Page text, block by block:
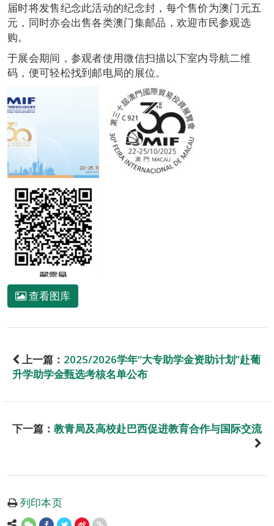
届时将发售纪念此活动的纪念封，每个售价为澳门元五
元，同时亦会出售各类澳门集邮品，欢迎市民参观选
购。
于展会期间，参观者使用微信扫描以下室内导航二维
码，便可轻松找到邮电局的展位。
查看图库
上一篇： 2025/2026学年“大专助学金资助计划”赴葡
升学助学金甄选考核名单公布
下一篇： 教青局及高校赴巴西促进教育合作与国际交流
列印本页